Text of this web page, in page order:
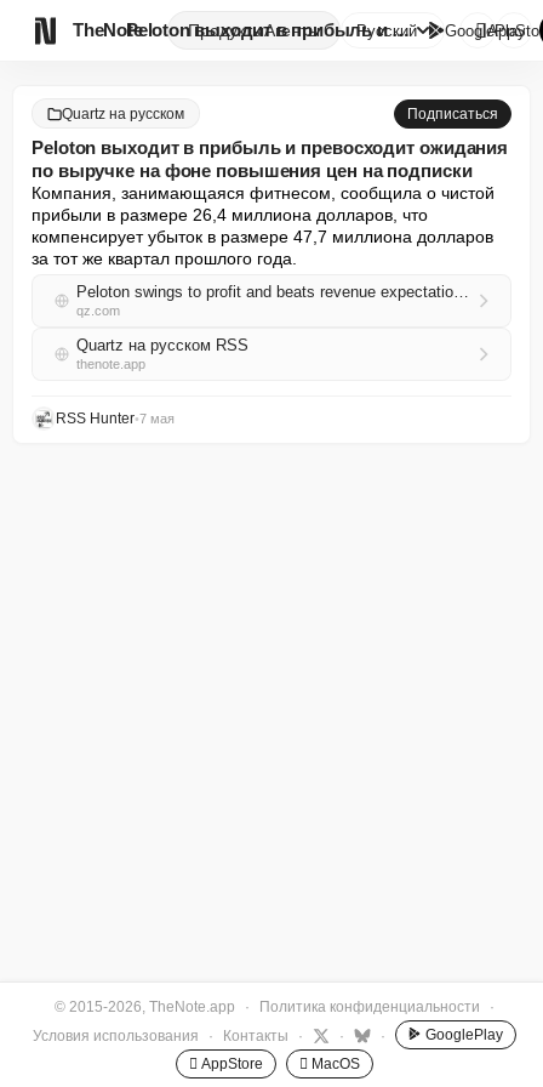
TheNote ПродуктыАгенты Peloton выходит в прибыль и пр...
Русский GooglePlay

Quartz на русском Подписаться
Peloton выходит в прибыль и превосходит ожидания
по выручке на фоне повышения цен на подписки
Компания, занимающаяся фитнесом, сообщила о чистой
прибыли в размере 26,4 миллиона долларов, что
компенсирует убыток в размере 47,7 миллиона долларов
за тот же квартал прошлого года.
Peloton swings to profit and beats revenue expectations as subscription prices rise
qz.com
Quartz на русском RSS
thenote.app
RSS Hunter•7 мая
© 2015-2026, TheNote.app · Политика конфиденциальности
·
Условия использования
· Контакты · · ·
GooglePlay
 AppStore
 MacOS